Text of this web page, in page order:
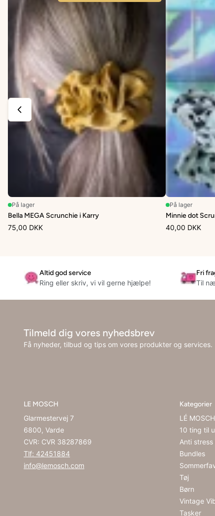
På lager
Bella MEGA Scrunchie i Karry
75,00 DKK
På lager
Minnie dot
40,00 DKK
Altid god service
Ring eller skriv, vi vil gerne hjælpe!
Fri
Til
Tilmeld dig vores nyhedsbrev
Få nyheder, tilbud og tips om vores produkter og services.
LE MOSCH
Glarmestervej 7
6800, Varde
CVR: CVR 38287869
Tlf: 42451884
info@lemosch.com
Kategorier
LÉ
10 ting til
Anti
Bundles
Tøj
Børn
Vintage
Tasker